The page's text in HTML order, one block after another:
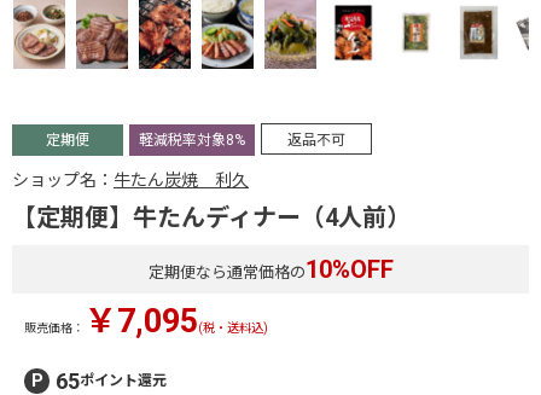
定期便 軽減税率対象8% 返品不可
ショップ名： 牛たん炭焼 利久
【定期便】牛たんディナー（4人前）
定期便なら通常価格の10%OFF
販売価格： ￥7,095(税・送料込)
65ポイント還元